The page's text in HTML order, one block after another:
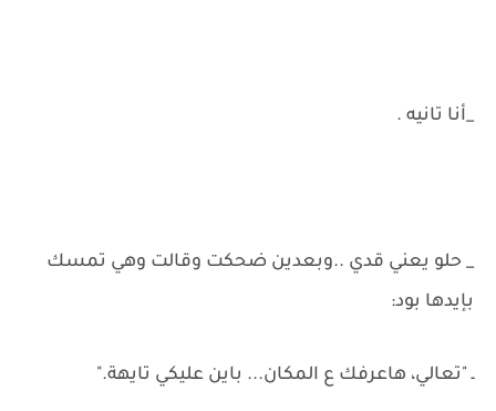
_أنا تانيه .
_ حلو يعني قدي ..وبعدين ضحكت وقالت وهي تمسك
بإيدها بود:
ـ "تعالي، هاعرفك ع المكان... باين عليكي تايهة."